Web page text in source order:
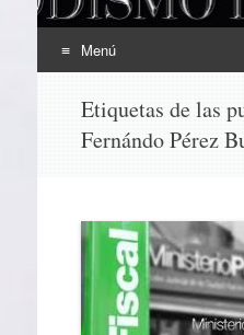
Menú
contenido
Etiquetas de las
Fernándo Pérez